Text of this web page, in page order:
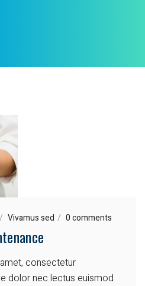
Vivamus sed 0 comments
consectetur
dolor nec lectus euismod